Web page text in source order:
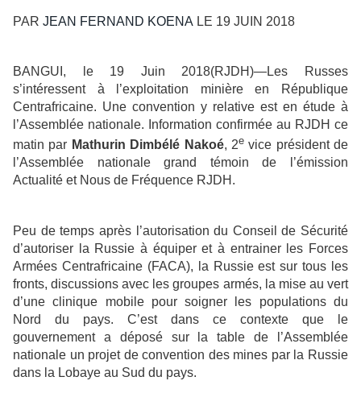
PAR JEAN FERNAND KOENA LE 19 JUIN 2018
BANGUI, le 19 Juin 2018(RJDH)—Les Russes
s’intéressent à l’exploitation minière en République
Centrafricaine. Une convention y relative est en étude à
l’Assemblée nationale. Information confirmée au RJDH ce
matin par Mathurin Dimbélé Nakoé, 2evice président de
l’Assemblée nationale grand témoin de l’émission
Actualité et Nous de Fréquence RJDH.
Peu de temps après l’autorisation du Conseil de Sécurité
d’autoriser la Russie à équiper et à entrainer les Forces
Armées Centrafricaine (FACA), la Russie est sur tous les
fronts, discussions avec les groupes armés, la mise au vert
d’une clinique mobile pour soigner les populations du
Nord du pays. C’est dans ce contexte que le
gouvernement a déposé sur la table de l’Assemblée
nationale un projet de convention des mines par la Russie
dans la Lobaye au Sud du pays.